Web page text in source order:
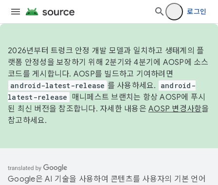
로그인
2026년부터 트렁크 안정 개발 모델과 일치하고 생태계의 플
랫폼 안정성을 보장하기 위해 2분기와 4분기에 AOSP에 소스
코드를 게시합니다. AOSP를 빌드하고 기여하려면
android-latest-release 를 사용하세요.
android-
latest-release
매니페스트 브랜치는 항상 AOSP에 푸시
된 최신 버전을 참조합니다. 자세한 내용은 AOSP 변경사항을
참고하세요.
Google은 AI 기술을 사용하여 콘텐츠를 사용자의 기본 언어